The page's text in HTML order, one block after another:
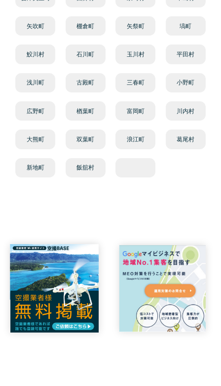
矢吹町 棚倉町 矢祭町 塙町
鮫川村 石川町 玉川村 平田村
浅川町 古殿町 三春町 小野町
広野町 楢葉町 富岡町 川内村
大熊町 双葉町 浪江町 葛尾村
新地町 飯舘村